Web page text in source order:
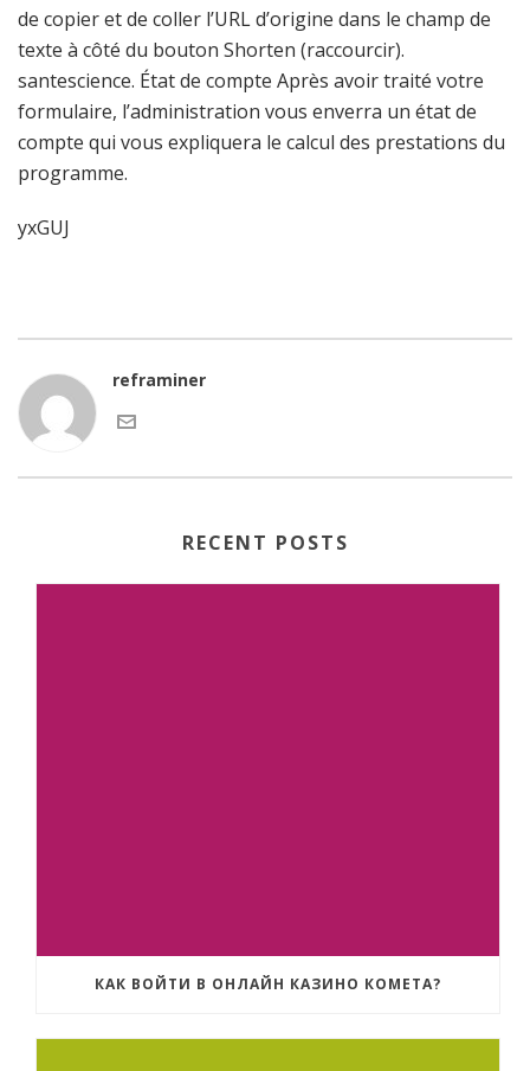
de copier et de coller l’URL d’origine dans le champ de
texte à côté du bouton Shorten (raccourcir).
santescience. État de compte Après avoir traité votre
formulaire, l’administration vous enverra un état de
compte qui vous expliquera le calcul des prestations du
programme.
yxGUJ
reframiner
RECENT POSTS
КАК ВОЙТИ В ОНЛАЙН КАЗИНО КОМЕТА?